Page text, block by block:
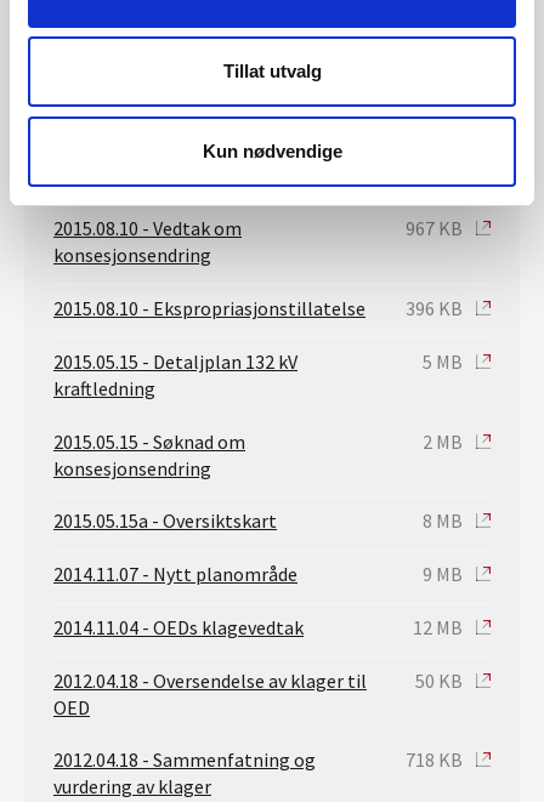
Tillat utvalg
Kun nødvendige
2015.08.10 - Anleggskonsesjon 669 KB
MTA- og detaljplan
2015.08.10 - Vedtak om
konsesjonsendring
967 KB
2015.08.10 - Ekspropriasjonstillatelse 396 KB
2015.05.15 - Detaljplan 132 kV
kraftledning
5 MB
2015.05.15 - Søknad om
konsesjonsendring
2 MB
2015.05.15a - Oversiktskart 8 MB
2014.11.07 - Nytt planområde 9 MB
2014.11.04 - OEDs klagevedtak 12 MB
2012.04.18 - Oversendelse av klager til
OED
50 KB
2012.04.18 - Sammenfatning og
vurdering av klager
718 KB